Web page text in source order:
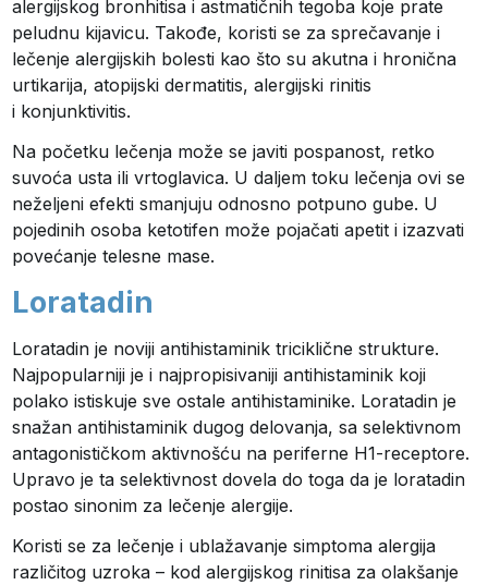
alergijskog bronhitisa i astmatičnih tegoba koje prate
peludnu kijavicu. Takođe, koristi se za sprečavanje i
lečenje alergijskih bolesti kao što su akutna i hronična
urtikarija, atopijski dermatitis, alergijski rinitis
i konjunktivitis.
Na početku lečenja može se javiti pospanost, retko
suvoća usta ili vrtoglavica. U daljem toku lečenja ovi se
neželjeni efekti smanjuju odnosno potpuno gube. U
pojedinih osoba ketotifen može pojačati apetit i izazvati
povećanje telesne mase.
Loratadin
Loratadin je noviji antihistaminik triciklične strukture.
Najpopularniji je i najpropisivaniji antihistaminik koji
polako istiskuje sve ostale antihistaminike. Loratadin je
snažan antihistaminik dugog delovanja, sa selektivnom
antagonističkom aktivnošću na periferne H1-receptore.
Upravo je ta selektivnost dovela do toga da je loratadin
postao sinonim za lečenje alergije.
Koristi se za lečenje i ublažavanje simptoma alergija
različitog uzroka – kod alergijskog rinitisa za olakšanje